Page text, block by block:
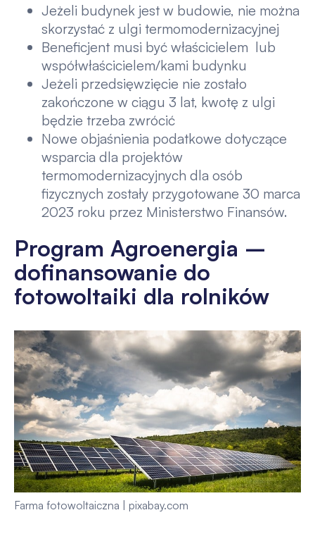
Jeżeli budynek jest w budowie, nie można
skorzystać z ulgi termomodernizacyjnej
Beneficjent musi być właścicielem lub
współwłaścicielem/kami budynku
Jeżeli przedsięwzięcie nie zostało
zakończone w ciągu 3 lat, kwotę z ulgi
będzie trzeba zwrócić
Nowe objaśnienia podatkowe dotyczące
wsparcia dla projektów
termomodernizacyjnych dla osób
fizycznych zostały przygotowane 30 marca
2023 roku przez Ministerstwo Finansów.
Program Agroenergia –
dofinansowanie do
fotowoltaiki dla rolników
Farma fotowoltaiczna | pixabay.com